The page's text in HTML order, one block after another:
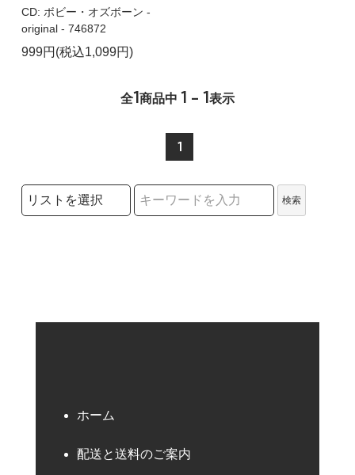
CD: ボビー・オズボーン -
original - 746872
999円(税込1,099円)
全1商品中 1 - 1表示
1
検索リストの選択
検索
ホーム
配送と送料のご案内